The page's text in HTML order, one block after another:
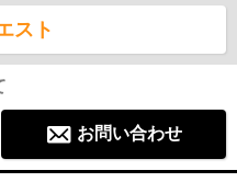
スト
お問い合わせ